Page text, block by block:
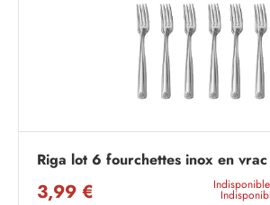
Riga lot 6 fourchettes inox en vrac
3,99 € Indisponible